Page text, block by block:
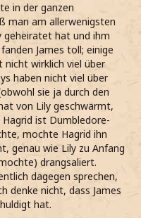
in der ganzen
man am allerwenigsten
geheiratet hat und ihm
James toll; einige
wirklich viel über
haben nicht viel über
sie ja durch den
von Lily geschwärmt,
Hagrid ist Dumbledore-
mochte Hagrid ihn
genau wie Lily zu Anfang
drangsaliert.
dagegen sprechen,
denke nicht, dass James
hat.